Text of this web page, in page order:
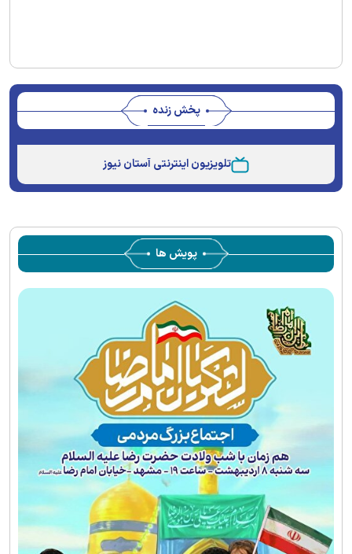
پخش زنده
تلویزیون اینترنتی آستان نیوز
پویش ها